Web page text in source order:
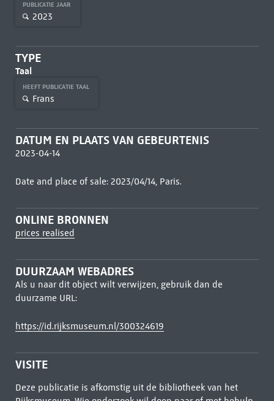
PUBLICATIE JAAR
2023
TYPE
Taal
HEEFT PUBLICATIE TAAL
Frans
DATUM EN PLAATS VAN GEBEURTENIS
2023-04-14
Date and place of sale: 2023/04/14, Paris.
ONLINE BRONNEN
prices realised
DUURZAAM WEBADRES
Als u naar dit object wilt verwijzen, gebruik dan de
duurzame URL:
https://id.rijksmuseum.nl/300324619
VISITE
Deze publicatie is afkomstig uit de bibliotheek van het